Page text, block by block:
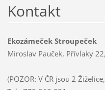
Kontakt
Ekozámeček Stroupeček
Miroslav Pauček, Přívlaky
(POZOR: V ČR jsou 2